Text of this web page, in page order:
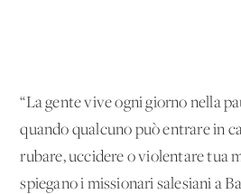
“La gente vive ogni giorno nella
quando qualcuno può entrare in
rubare, uccidere o violentare tua
spiegano i missionari salesiani a